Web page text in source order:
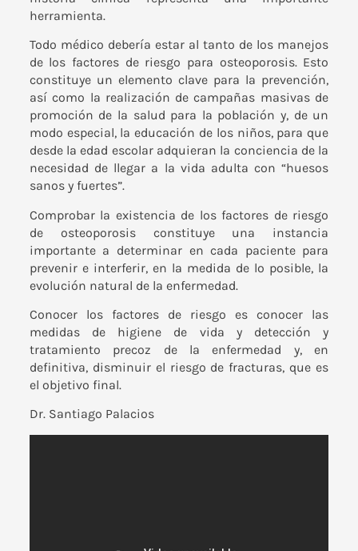
herramienta.
Todo médico debería estar al tanto de los manejos
de los factores de riesgo para osteoporosis. Esto
constituye un elemento clave para la prevención,
así como la realización de campañas masivas de
promoción de la salud para la población y, de un
modo especial, la educación de los niños, para que
desde la edad escolar adquieran la conciencia de la
necesidad de llegar a la vida adulta con “huesos
sanos y fuertes”.
Comprobar la existencia de los factores de riesgo
de osteoporosis constituye una instancia
importante a determinar en cada paciente para
prevenir e interferir, en la medida de lo posible, la
evolución natural de la enfermedad.
Conocer los factores de riesgo es conocer las
medidas de higiene de vida y detección y
tratamiento precoz de la enfermedad y, en
definitiva, disminuir el riesgo de fracturas, que es
el objetivo final.
Dr. Santiago Palacios